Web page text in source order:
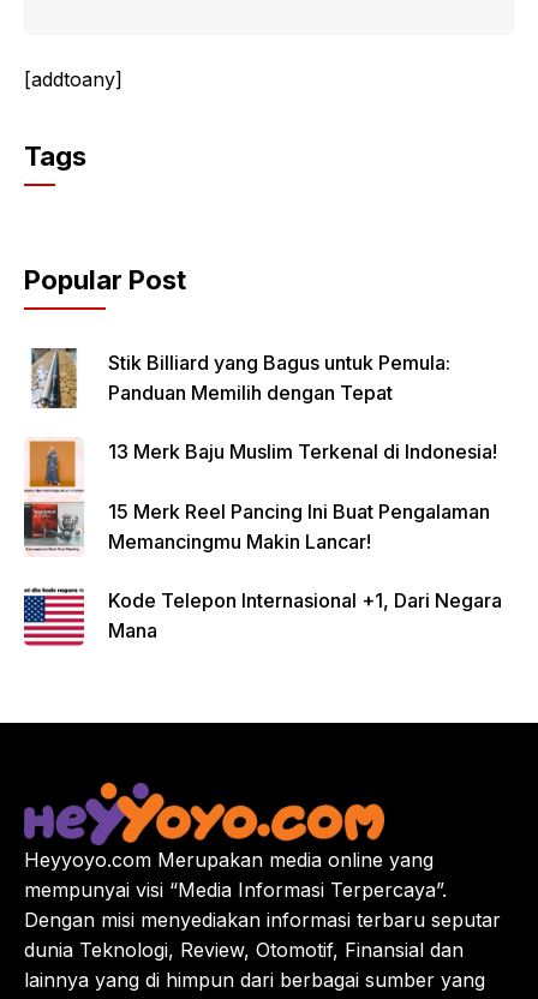
[addtoany]
Tags
Popular Post
Stik Billiard yang Bagus untuk Pemula:
Panduan Memilih dengan Tepat
13 Merk Baju Muslim Terkenal di Indonesia!
15 Merk Reel Pancing Ini Buat Pengalaman
Memancingmu Makin Lancar!
Kode Telepon Internasional +1, Dari Negara
Mana
Heyyoyo.com Merupakan media online yang
mempunyai visi “Media Informasi Terpercaya”.
Dengan misi menyediakan informasi terbaru seputar
dunia Teknologi, Review, Otomotif, Finansial dan
lainnya yang di himpun dari berbagai sumber yang